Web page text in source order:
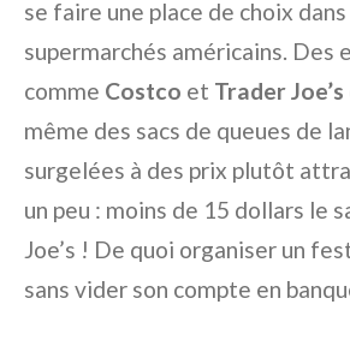
se faire une place de choix
supermarchés américains. Des
comme Costco et Trader Joe’s
même des sacs de queues de
surgelées à des prix plutôt
un peu : moins de 15 dollars le
Joe’s ! De quoi organiser un
sans vider son compte en